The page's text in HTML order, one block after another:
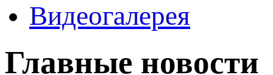
Видеогалерея
Главные новости